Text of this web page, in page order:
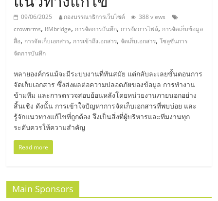
เอ็
มอี
ไทย,
SMEs,
แฟ
รน
ไชส์,
09/06/2025 กองบรรณาธิการเว็บไซต์
388 views
crownrms, RMbridge, การจัดการบันทึก, การจัดการไฟล์, การจัดเก็บข้อมูล
สื่อ, การจัดเก็บเอกสาร, การเข้าถึงเอกสาร, จัดเก็บเอกสาร,โซลูชันการ
จัดการบันทึก
หลายองค์กรแม้จะมีระบบงานที่ทันสมัย แต่กลับละเลยขั้นตอนการ
จัดเก็บเอกสาร ซึ่งส่งผลต่อความปลอดภัยของข้อมูล การทำงาน
ข้ามทีม และการตรวจสอบย้อนหลังโดยหน่วยงานภายนอกอย่าง
สิ้นเชิง ดังนั้น การเข้าใจปัญหาการจัดเก็บเอกสารที่พบบ่อย และ
รู้จักแนวทางแก้ไขที่ถูกต้อง จึงเป็นสิ่งที่ผู้บริหารและทีมงานทุก
ระดับควรให้ความสำคัญ
Read more
Main Sponsors